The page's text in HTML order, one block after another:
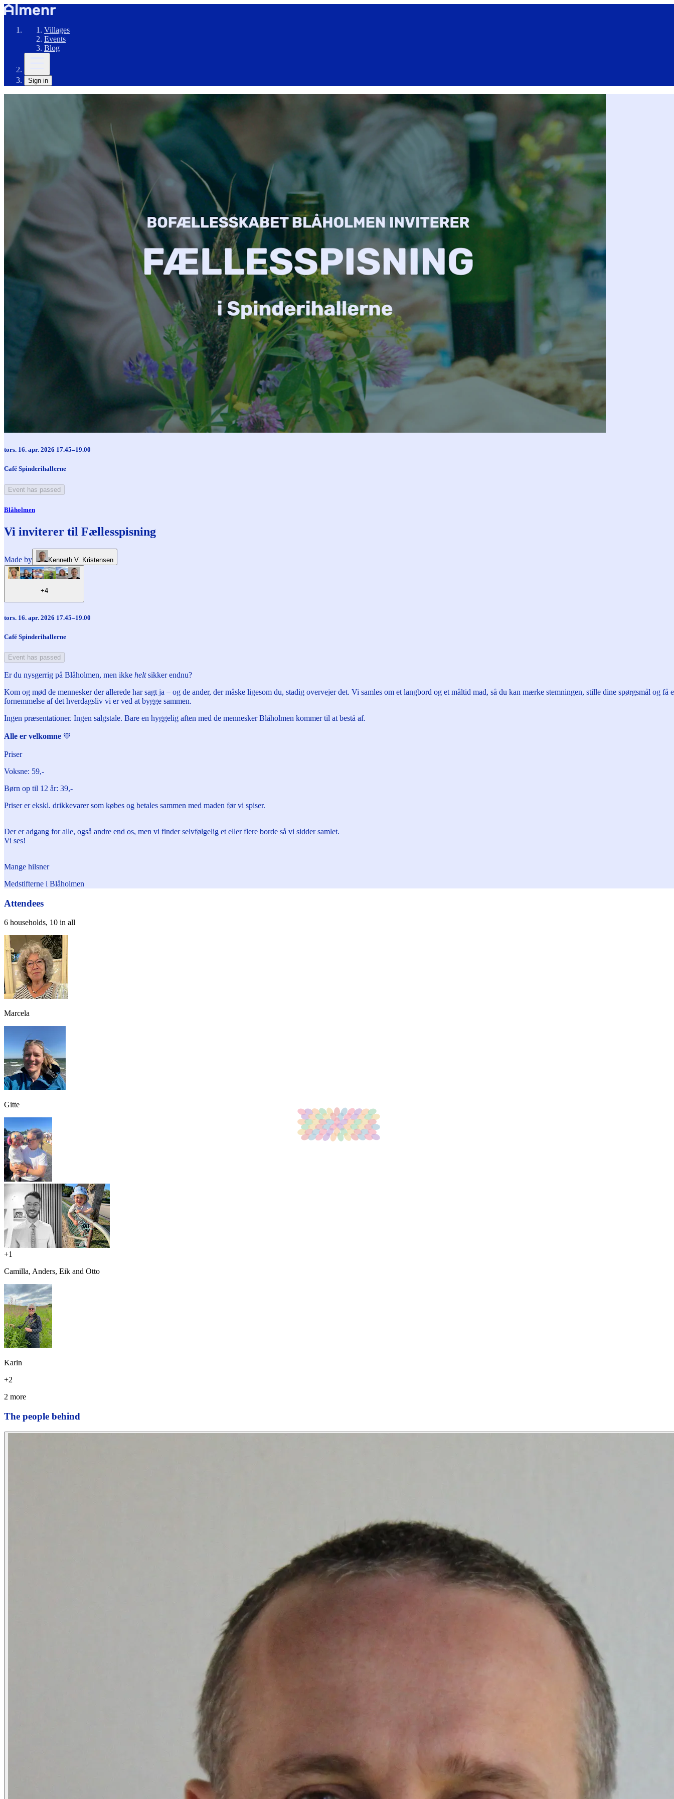
Villages
Events
Blog
Sign in
tors. 16. apr. 2026 17.45–19.00
Café Spinderihallerne
Event has passed
Blåholmen
Vi inviterer til Fællesspisning
Made by Kenneth V. Kristensen
+4
tors. 16. apr. 2026 17.45–19.00
Café Spinderihallerne
Event has passed
Er du nysgerrig på Blåholmen, men ikke heltsikker endnu?
Kom og mød de mennesker der allerede har sagt ja – og de ander, der måske ligesom du, stadig overvejer det. Vi samles om et langbord og et måltid mad, så du kan mærke stemningen, stille dine spørgsmål og få
fornemmelse af det hverdagsliv vi er ved at bygge sammen.
Ingen præsentationer. Ingen salgstale. Bare en hyggelig aften med de mennesker Blåholmen kommer til at bestå af.
Alle er velkomne 💙
Priser
Voksne: 59,-
Børn op til 12 år: 39,-
Priser er ekskl. drikkevarer som købes og betales sammen med maden før vi spiser.
Der er adgang for alle, også andre end os, men vi finder selvfølgelig et eller flere borde så vi sidder samlet.
Vi ses!
Mange hilsner
Medstifterne i Blåholmen
Attendees
6 households, 10 in all
Marcela
Gitte
+1
Camilla, Anders, Eik and Otto
Karin
+2
2 more
The people behind